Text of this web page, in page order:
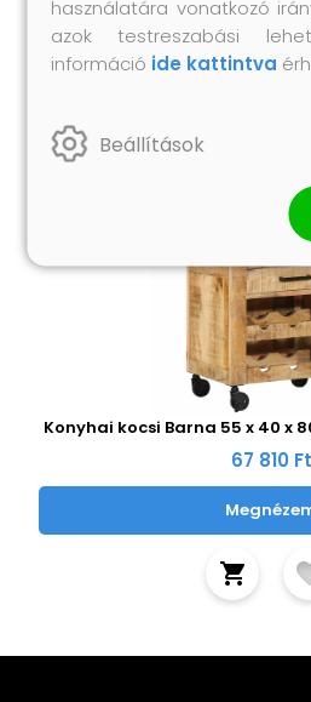
Hasonló
Konyhai kocsi Barna 55 x 40 x
67 810 Ft
használatára vonatkozó
azok testreszabási
információ ide kattintva
Beállítások